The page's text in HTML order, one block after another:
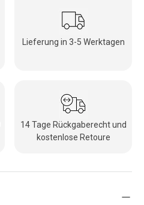
Lieferung in 3-5 Werktagen
14 Tage Rückgaberecht und
kostenlose Retoure